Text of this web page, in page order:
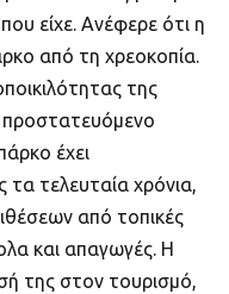
είχε. Ανέφερε ότι η
από τη χρεοκοπία.
της
προστατευόμενο
έχει
τα τελευταία χρόνια,
από τοπικές
και απαγωγές. Η
της στον τουρισμό,